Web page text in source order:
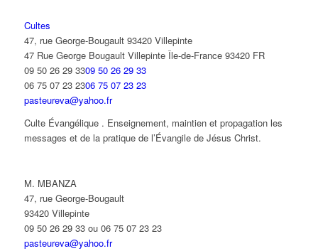
Cultes
47, rue George-Bougault 93420 Villepinte
47 Rue George Bougault Villepinte Île-de-France 93420 FR
09 50 26 29 3309 50 26 29 33
06 75 07 23 2306 75 07 23 23
pasteureva@yahoo.fr
Culte Évangélique . Enseignement, maintien et propagation les
messages et de la pratique de l’Évangile de Jésus Christ.
M. MBANZA
47, rue George-Bougault
93420 Villepinte
09 50 26 29 33 ou 06 75 07 23 23
pasteureva@yahoo.fr